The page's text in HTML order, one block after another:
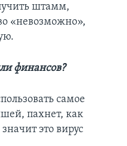
штамм,
«невозможно»,
финансов?
самое
пахнет, как
это вирус